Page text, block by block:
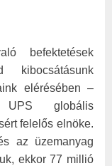
befektetések
kibocsátásunk
elérésében –
globális
felelős elnöke.
az üzemanyag
ekkor 77 millió